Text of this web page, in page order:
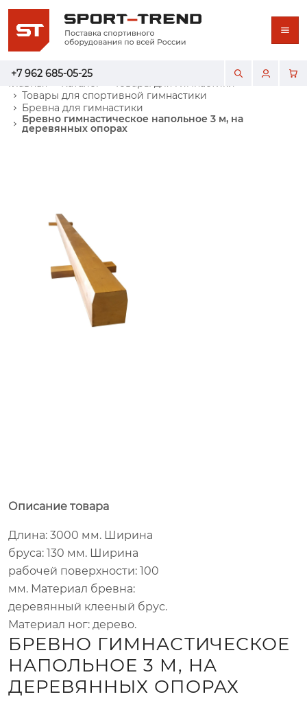
+7 962 685-05-25
Главная Каталог
Товары для гимнастики
Товары для спортивной гимнастики
Бревна для гимнастики
Бревно гимнастическое напольное 3 м, на
деревянных опорах
Описание товара
Длина: 3000 мм. Ширина
бруса: 130 мм. Ширина
рабочей поверхности: 100
мм. Материал бревна:
деревянный клееный брус.
Материал ног: дерево.
БРЕВНО ГИМНАСТИЧЕСКОЕ
НАПОЛЬНОЕ 3 М, НА
ДЕРЕВЯННЫХ ОПОРАХ